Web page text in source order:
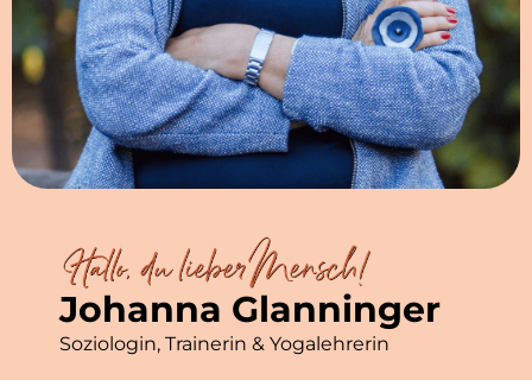
Johanna Glanninger
Soziologin, Trainerin & Yogalehrerin